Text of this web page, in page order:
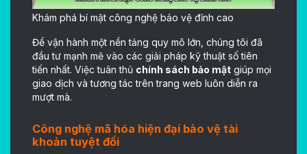
Khám phá bí mật công nghệ bảo vệ đỉnh cao
Để vận hành một nền tảng quy mô lớn, chúng tôi đã
đầu tư mạnh mẽ vào các giải pháp kỹ thuật số tiên
tiến nhất. Việc tuân thủ chính sách bảo mật giúp mọi
giao dịch và tương tác trên trang web luôn diễn ra
mượt mà.
Công nghệ mã hóa hiện đại bảo vệ tài
khoản tuyệt đối